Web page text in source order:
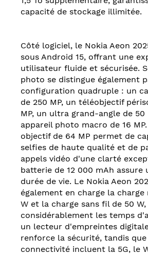
capacité de stockage illimitée.
Côté logiciel, le Nokia Aeon
sous Android 15, offrant une
utilisateur fluide et sécurisée.
photo se distingue également
configuration quadruple : un
de 250 MP, un téléobjectif
MP, un ultra grand-angle de 50
appareil photo macro de 16
objectif de 64 MP permet de
selfies de haute qualité et de
appels vidéo d'une clarté
batterie de 12 000 mAh assure
durée de vie. Le Nokia Aeon
également en charge la charge
W et la charge sans fil de 50
considérablement les temps
un lecteur d'empreintes
renforce la sécurité, tandis
connectivité incluent la 5G, le